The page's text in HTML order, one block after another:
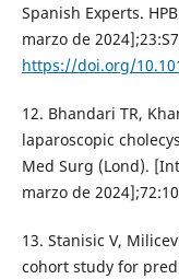
Spanish Experts.
marzo de
https://doi.org/
12. Bhandari TR,
laparoscopic
Med Surg (Lond).
marzo de
13. Stanisic V,
cohort study for